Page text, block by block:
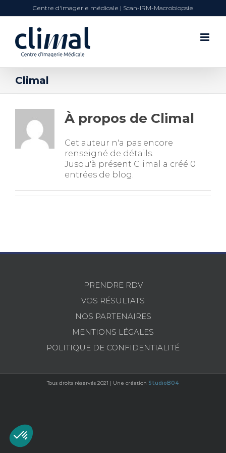
au
contenu
Centre d'imagerie médicale | Scan-IRM-Macrobiopsie
Climal
À propos de Climal
Cet auteur n'a pas encore
renseigné de détails.
Jusqu'à présent Climal a créé 0
entrées de blog.
PRENDRE RDV
VOS RÉSULTATS
NOS PARTENAIRES
MENTIONS LÉGALES
POLITIQUE DE CONFIDENTIALITÉ
Tous droits réservés 2021 | Une création StudioB04